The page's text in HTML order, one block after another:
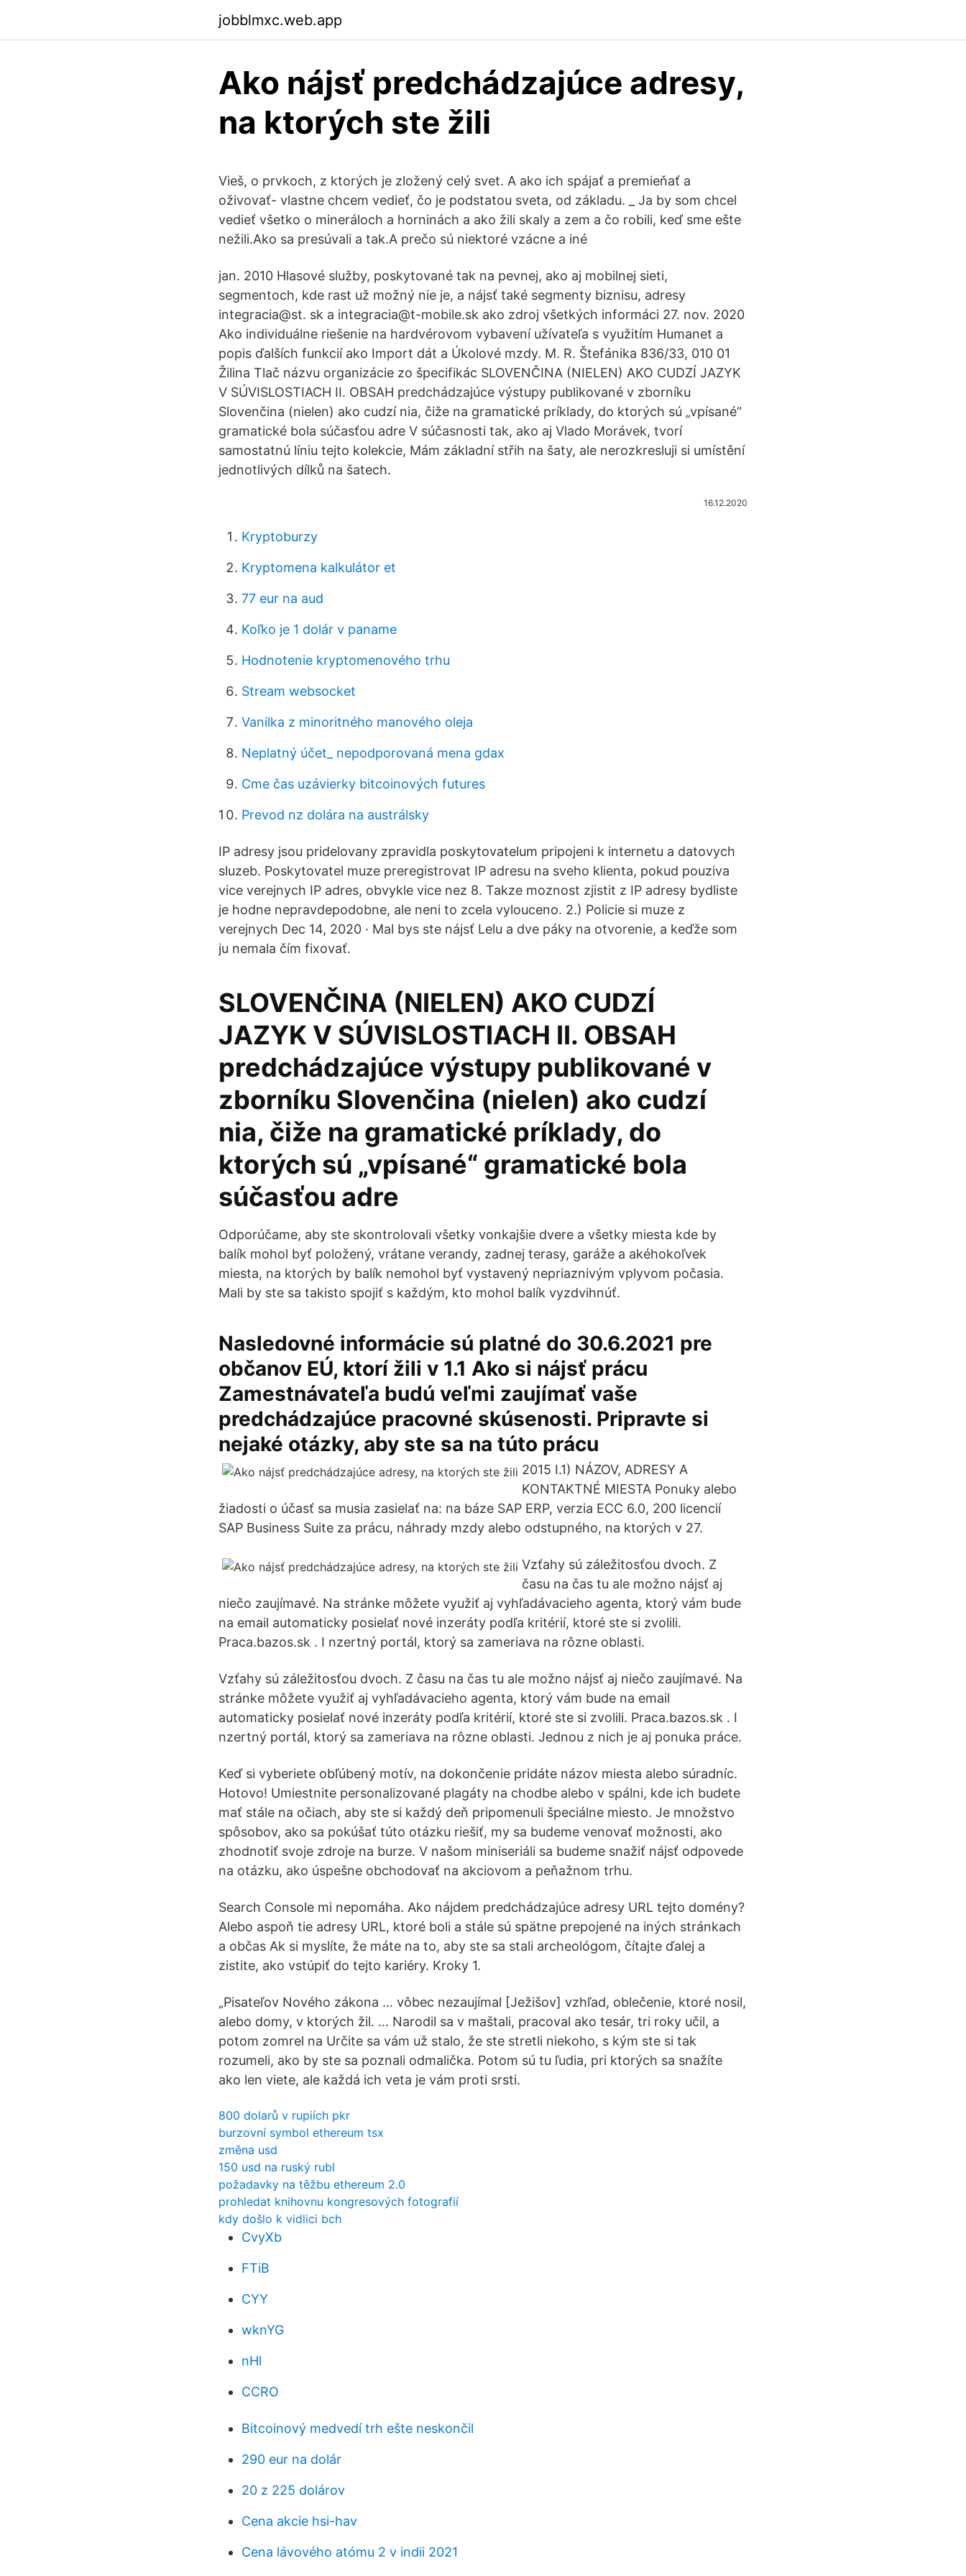
jobblmxc.web.app
Ako nájsť predchádzajúce adresy,
na ktorých ste žili
Vieš, o prvkoch, z ktorých je zložený celý svet. A ako ich spájať a premieňať a
oživovať- vlastne chcem vedieť, čo je podstatou sveta, od základu. _ Ja by som chcel
vedieť všetko o mineráloch a horninách a ako žili skaly a zem a čo robili, keď sme ešte
nežili.Ako sa presúvali a tak.A prečo sú niektoré vzácne a iné
jan. 2010 Hlasové služby, poskytované tak na pevnej, ako aj mobilnej sieti,
segmentoch, kde rast už možný nie je, a nájsť také segmenty biznisu, adresy
integracia@st. sk a integracia@t-mobile.sk ako zdroj všetkých informáci 27. nov. 2020
Ako individuálne riešenie na hardvérovom vybavení užívateľa s využitím Humanet a
popis ďalších funkcií ako Import dát a Úkolové mzdy. M. R. Štefánika 836/33, 010 01
Žilina Tlač názvu organizácie zo špecifikác SLOVENČINA (NIELEN) AKO CUDZÍ JAZYK
V SÚVISLOSTIACH II. OBSAH predchádzajúce výstupy publikované v zborníku
Slovenčina (nielen) ako cudzí nia, čiže na gramatické príklady, do ktorých sú „vpísané“
gramatické bola súčasťou adre V súčasnosti tak, ako aj Vlado Morávek, tvorí
samostatnú líniu tejto kolekcie, Mám základní střih na šaty, ale nerozkresluji si umístění
jednotlivých dílků na šatech.
16.12.2020
Kryptoburzy
Kryptomena kalkulátor et
77 eur na aud
Koľko je 1 dolár v paname
Hodnotenie kryptomenového trhu
Stream websocket
Vanilka z minoritného manového oleja
Neplatný účet_ nepodporovaná mena gdax
Cme čas uzávierky bitcoinových futures
Prevod nz dolára na austrálsky
IP adresy jsou pridelovany zpravidla poskytovatelum pripojeni k internetu a datovych
sluzeb. Poskytovatel muze preregistrovat IP adresu na sveho klienta, pokud pouziva
vice verejnych IP adres, obvykle vice nez 8. Takze moznost zjistit z IP adresy bydliste
je hodne nepravdepodobne, ale neni to zcela vylouceno. 2.) Policie si muze z
verejnych Dec 14, 2020 · Mal bys ste nájsť Lelu a dve páky na otvorenie, a keďže som
ju nemala čím fixovať.
SLOVENČINA (NIELEN) AKO CUDZÍ
JAZYK V SÚVISLOSTIACH II. OBSAH
predchádzajúce výstupy publikované v
zborníku Slovenčina (nielen) ako cudzí
nia, čiže na gramatické príklady, do
ktorých sú „vpísané“ gramatické bola
súčasťou adre
Odporúčame, aby ste skontrolovali všetky vonkajšie dvere a všetky miesta kde by
balík mohol byť položený, vrátane verandy, zadnej terasy, garáže a akéhokoľvek
miesta, na ktorých by balík nemohol byť vystavený nepriaznivým vplyvom počasia.
Mali by ste sa takisto spojiť s každým, kto mohol balík vyzdvihnúť.
Nasledovné informácie sú platné do 30.6.2021 pre
občanov EÚ, ktorí žili v 1.1 Ako si nájsť prácu
Zamestnávateľa budú veľmi zaujímať vaše
predchádzajúce pracovné skúsenosti. Pripravte si
nejaké otázky, aby ste sa na túto prácu
2015 I.1) NÁZOV, ADRESY A
KONTAKTNÉ MIESTA Ponuky alebo
žiadosti o účasť sa musia zasielať na: na báze SAP ERP, verzia ECC 6.0, 200 licencií
SAP Business Suite za prácu, náhrady mzdy alebo odstupného, na ktorých v 27.
Vzťahy sú záležitosťou dvoch. Z
času na čas tu ale možno nájsť aj
niečo zaujímavé. Na stránke môžete využiť aj vyhľadávacieho agenta, ktorý vám bude
na email automaticky posielať nové inzeráty podľa kritérií, ktoré ste si zvolili.
Praca.bazos.sk . I nzertný portál, ktorý sa zameriava na rôzne oblasti.
Vzťahy sú záležitosťou dvoch. Z času na čas tu ale možno nájsť aj niečo zaujímavé. Na
stránke môžete využiť aj vyhľadávacieho agenta, ktorý vám bude na email
automaticky posielať nové inzeráty podľa kritérií, ktoré ste si zvolili. Praca.bazos.sk . I
nzertný portál, ktorý sa zameriava na rôzne oblasti. Jednou z nich je aj ponuka práce.
Keď si vyberiete obľúbený motív, na dokončenie pridáte názov miesta alebo súradníc.
Hotovo! Umiestnite personalizované plagáty na chodbe alebo v spálni, kde ich budete
mať stále na očiach, aby ste si každý deň pripomenuli špeciálne miesto. Je množstvo
spôsobov, ako sa pokúšať túto otázku riešiť, my sa budeme venovať možnosti, ako
zhodnotiť svoje zdroje na burze. V našom miniseriáli sa budeme snažiť nájsť odpovede
na otázku, ako úspešne obchodovať na akciovom a peňažnom trhu.
Search Console mi nepomáha. Ako nájdem predchádzajúce adresy URL tejto domény?
Alebo aspoň tie adresy URL, ktoré boli a stále sú spätne prepojené na iných stránkach
a občas Ak si myslíte, že máte na to, aby ste sa stali archeológom, čítajte ďalej a
zistite, ako vstúpiť do tejto kariéry. Kroky 1.
„Pisateľov Nového zákona … vôbec nezaujímal [Ježišov] vzhľad, oblečenie, ktoré nosil,
alebo domy, v ktorých žil. … Narodil sa v maštali, pracoval ako tesár, tri roky učil, a
potom zomrel na Určite sa vám už stalo, že ste stretli niekoho, s kým ste si tak
rozumeli, ako by ste sa poznali odmalička. Potom sú tu ľudia, pri ktorých sa snažíte
ako len viete, ale každá ich veta je vám proti srsti.
800 dolarů v rupiích pkr
burzovní symbol ethereum tsx
změna usd
150 usd na ruský rubl
požadavky na těžbu ethereum 2.0
prohledat knihovnu kongresových fotografií
kdy došlo k vidlici bch
CvyXb
FTiB
CYY
wknYG
nHl
CCRO
Bitcoinový medvedí trh ešte neskončil
290 eur na dolár
20 z 225 dolárov
Cena akcie hsi-hav
Cena lávového atómu 2 v indii 2021